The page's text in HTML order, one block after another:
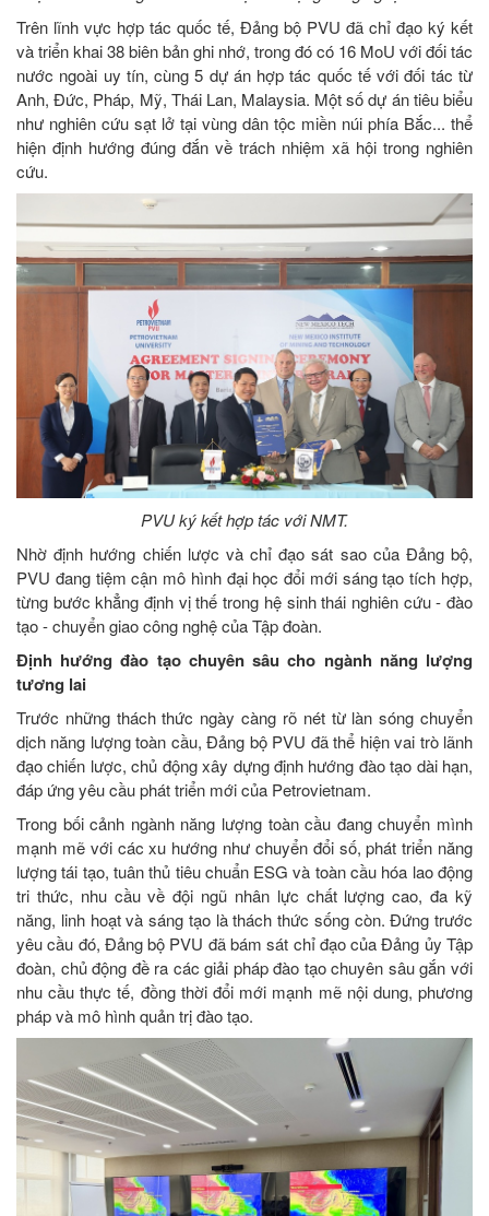
Trên lĩnh vực hợp tác quốc tế, Đảng bộ PVU đã chỉ đạo ký kết
và triển khai 38 biên bản ghi nhớ, trong đó có 16 MoU với đối tác
nước ngoài uy tín, cùng 5 dự án hợp tác quốc tế với đối tác từ
Anh, Đức, Pháp, Mỹ, Thái Lan, Malaysia. Một số dự án tiêu biểu
như nghiên cứu sạt lở tại vùng dân tộc miền núi phía Bắc... thể
hiện định hướng đúng đắn về trách nhiệm xã hội trong nghiên
cứu.
PVU ký kết hợp tác với NMT.
Nhờ định hướng chiến lược và chỉ đạo sát sao của Đảng bộ,
PVU đang tiệm cận mô hình đại học đổi mới sáng tạo tích hợp,
từng bước khẳng định vị thế trong hệ sinh thái nghiên cứu - đào
tạo - chuyển giao công nghệ của Tập đoàn.
Định hướng đào tạo chuyên sâu cho ngành năng lượng
tương lai
Trước những thách thức ngày càng rõ nét từ làn sóng chuyển
dịch năng lượng toàn cầu, Đảng bộ PVU đã thể hiện vai trò lãnh
đạo chiến lược, chủ động xây dựng định hướng đào tạo dài hạn,
đáp ứng yêu cầu phát triển mới của Petrovietnam.
Trong bối cảnh ngành năng lượng toàn cầu đang chuyển mình
mạnh mẽ với các xu hướng như chuyển đổi số, phát triển năng
lượng tái tạo, tuân thủ tiêu chuẩn ESG và toàn cầu hóa lao động
tri thức, nhu cầu về đội ngũ nhân lực chất lượng cao, đa kỹ
năng, linh hoạt và sáng tạo là thách thức sống còn. Đứng trước
yêu cầu đó, Đảng bộ PVU đã bám sát chỉ đạo của Đảng ủy Tập
đoàn, chủ động đề ra các giải pháp đào tạo chuyên sâu gắn với
nhu cầu thực tế, đồng thời đổi mới mạnh mẽ nội dung, phương
pháp và mô hình quản trị đào tạo.